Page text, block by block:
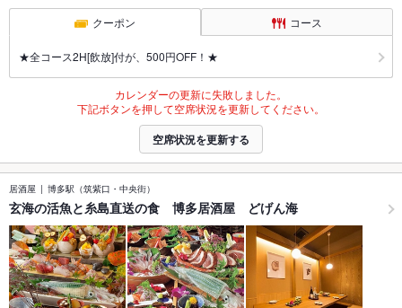
クーポン コース
★全コース2H[飲放]付が、500円OFF！★
カレンダーの更新に失敗しました。
下記ボタンを押して空席状況を更新してください。
空席状況を更新する
居酒屋 博多駅（筑紫口・中央街）
玄海の活魚と糸島直送の食 博多居酒屋 どげん海